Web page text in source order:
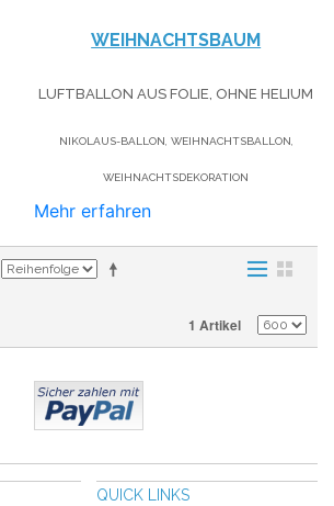
WEIHNACHTSBAUM
LUFTBALLON AUS FOLIE, OHNE HELIUM
NIKOLAUS-BALLON, WEIHNACHTSBALLON,
WEIHNACHTSDEKORATION
Mehr erfahren
1 Artikel
QUICK LINKS